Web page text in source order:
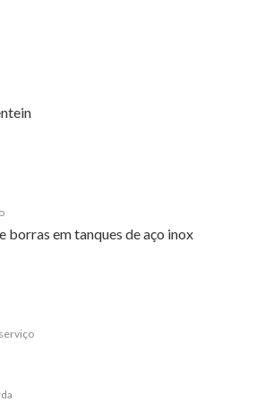
borras em tanques de aço inox